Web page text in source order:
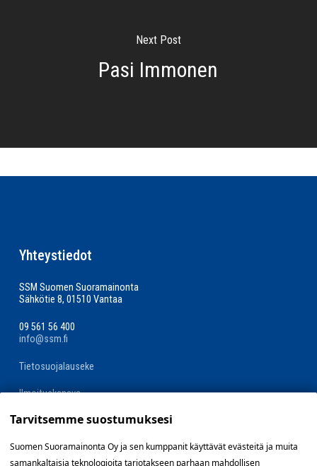
Next Post
Pasi Immonen
Yhteystiedot
SSM Suomen Suoramainonta
Sähkötie 8, 01510 Vantaa
09 561 56 400
info@ssm.fi
Tietosuojalauseke
Ilmoituskanava
Evästevalinnat »
Tarvitsemme suostumuksesi
Suomen Suoramainonta Oy ja sen kumppanit käyttävät evästeitä ja muita
samankaltaisia teknologioita tarjotakseen parhaan mahdollisen